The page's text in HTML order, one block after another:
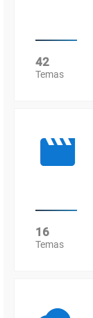
42
Temas
16
Temas